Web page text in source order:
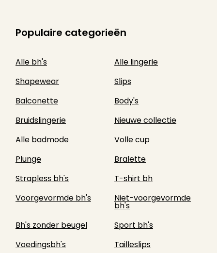
Populaire categorieën
Alle bh's
Alle lingerie
Shapewear
Slips
Balconette
Body's
Bruidslingerie
Nieuwe collectie
Alle badmode
Volle cup
Plunge
Bralette
Strapless bh's
T-shirt bh
Voorgevormde bh's
Niet-voorgevormde
bh's
Bh's zonder beugel
Sport bh's
Voedingsbh's
Tailleslips